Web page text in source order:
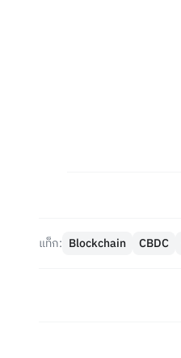
แท็ก: Blockchain CBDC